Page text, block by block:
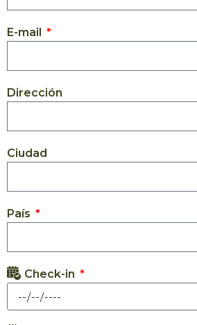
E-mail
Dirección
Ciudad
País
Check-in